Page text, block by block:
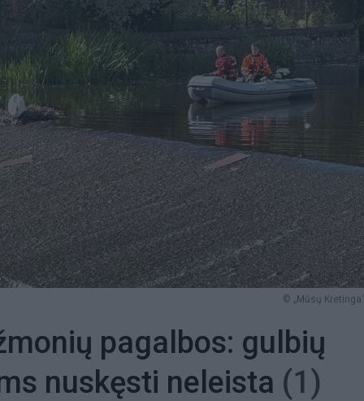
© „Mūsų
pagalbos: gulbių
nuskęsti neleista (1)